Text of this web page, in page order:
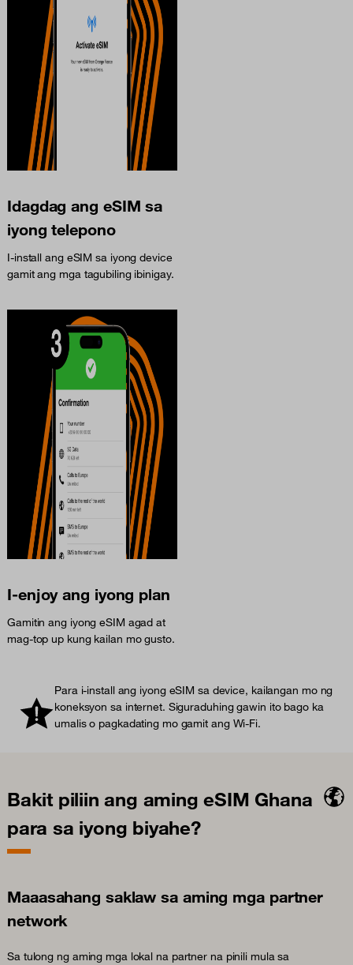
Idagdag ang eSIM sa
iyong telepono
I-install ang eSIM sa iyong device
gamit ang mga tagubiling ibinigay.
I-enjoy ang iyong plan
Gamitin ang iyong eSIM agad at
mag-top up kung kailan mo gusto.
Para i-install ang iyong eSIM sa device, kailangan mo ng
koneksyon sa internet. Siguraduhing gawin ito bago ka
umalis o pagkadating mo gamit ang Wi-Fi.
Bakit piliin ang aming eSIM Ghana
para sa iyong biyahe?
Maaasahang saklaw sa aming mga partner
network
Sa tulong ng aming mga lokal na partner na pinili mula sa